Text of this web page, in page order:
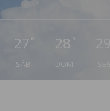
27 °
SÁB
28 °
DOM
29